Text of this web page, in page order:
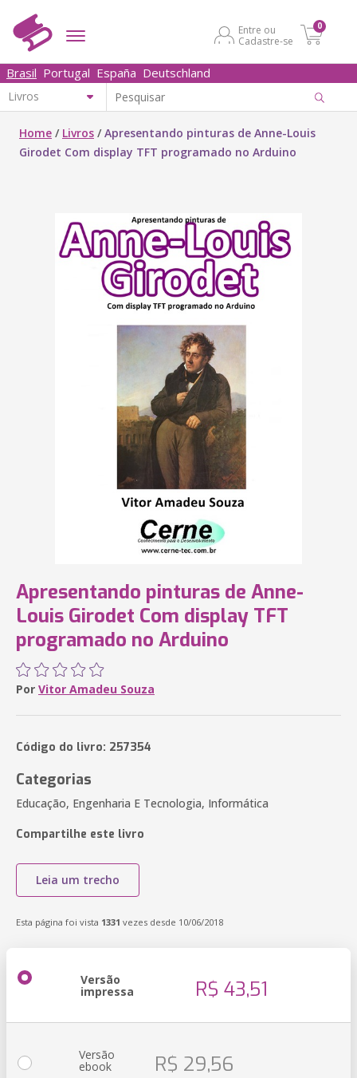
Entre ou
Cadastre-se
0
Brasil Portugal España Deutschland
Home / Livros /Apresentando pinturas de Anne-Louis
Girodet Com display TFT programado no Arduino
Apresentando pinturas de Anne-
Louis Girodet Com display TFT
programado no Arduino
Por Vitor Amadeu Souza
Código do livro: 257354
Categorias
Educação, Engenharia E Tecnologia, Informática
Compartilhe este livro
Leia um trecho
Esta página foi vista 1331 vezes desde 10/06/2018
Versão
impressa R$ 43,51
Versão
ebook R$ 29,56